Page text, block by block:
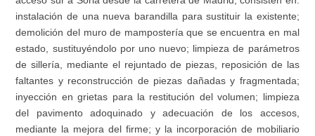
instalación de una nueva barandilla para sustituir la existente;
demolición del muro de mampostería que se encuentra en mal
estado, sustituyéndolo por uno nuevo; limpieza de parámetros
de sillería, mediante el rejuntado de piezas, reposición de las
faltantes y reconstrucción de piezas dañadas y fragmentada;
inyección en grietas para la restitución del volumen; limpieza
del pavimento adoquinado y adecuación de los accesos,
mediante la mejora del firme; y la incorporación de mobiliario